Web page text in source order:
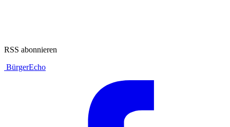
RSS abonnieren
BürgerEcho